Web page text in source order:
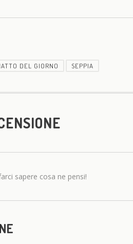
DEL GIORNO SEPPIA
sapere cosa ne pensi!